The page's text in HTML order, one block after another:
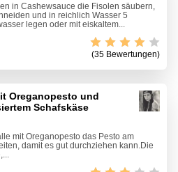
in Cashewsauce die Fisolen säubern,
und in reichlich Wasser 5
legen oder mit eiskaltem...
(35 Bewertungen)
Oreganopesto und
Schafskäse
mit Oreganopesto das Pesto am
damit es gut durchziehen kann.Die